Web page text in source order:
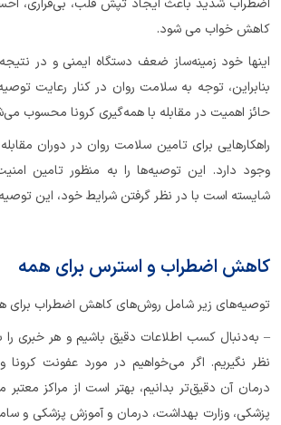
اضطراب شدید باعث ایجاد تپش قلب، بی‌قراری،
کاهش خواب می شود.
اینها خود زمینه‌ساز ضعف دستگاه ایمنی و در
بنابراین، توجه به سلامت روان در کنار رعایت
حائز اهمیت در مقابله با همه‌گیری کرونا محسوب
راهکارهایی برای تامین سلامت روان در دوران
وجود دارد. این توصیه‌ها را به منظور تامین
شایسته است با در نظر گرفتن شرایط خود، این
کاهش اضطراب و استرس برای همه
توصیه‌های زیر شامل روش‌های کاهش اضطراب برای
– به‌دنبال کسب اطلاعات دقیق باشیم و هر خبری را
نظر نگیریم. اگر می‌خواهیم در مورد عفونت
درمان آن دقیق‌تر بدانیم، بهتر است از مراکز معتبر
پزشکی، وزارت بهداشت، درمان و آموزش پزشکی و